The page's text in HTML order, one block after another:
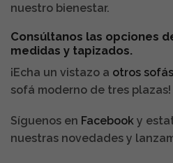
nuestro bienestar.
Consúltanos las opciones
medidas y tapizados.
¡Echa un vistazo a otros sofás
sofá moderno de tres plazas!
Síguenos en Facebook y
nuestras novedades y